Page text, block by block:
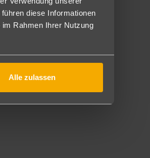
diese Informationen
Rahmen Ihrer Nutzung
Alle zulassen
(American Burgers, Hot Dogs,
Gäste (mit Reservierung vor Ort/nach